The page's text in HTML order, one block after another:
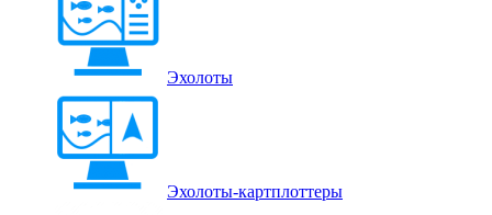
Эхолоты
Эхолоты-картплоттеры